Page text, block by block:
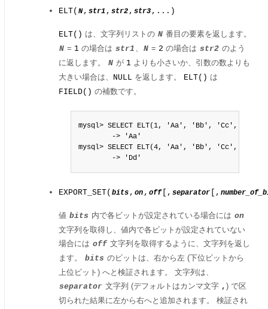
ELT( N , str1 , str2 , str3 ,...)
ELT() は、文字列リストの N 番目の要素を返します。
N = 1 の場合は str1 、 N = 2 の場合は str2 のよう
に返します。 N が 1 よりも小さいか、引数の数よりも
大きい場合は、 NULL を返します。 ELT() は
FIELD() の補数です。
mysql> SELECT ELT(1, 'Aa', 'Bb', 'Cc', 'Dd');
        -> 'Aa'
mysql> SELECT ELT(4, 'Aa', 'Bb', 'Cc', 'Dd');
        -> 'Dd'
EXPORT_SET( bits , on , off [, separator [,
値 bits 内で各ビットが設定されている場合には on
文字列を取得し、値内で各ビットが設定されていない
場合には off 文字列を取得するように、文字列を返し
ます。 bits のビットは、右から左 (下位ビットから
上位ビット) へと検証されます。 文字列は、
separator 文字列 (デフォルトはカンマ文字 , ) で区
切られた結果に左から右へと追加されます。 検証され